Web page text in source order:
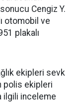
Cengiz Y.
otomobil ve
plakalı
ekipleri sevk
polis ekipleri
ilgili inceleme